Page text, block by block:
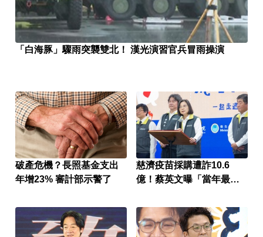
「白海豚」驟雨突襲雙北！ 漢光演習官兵冒雨操演
破產危機？長照基金支出
年增23% 審計部示警了
慈濟疫苗採購遭詐10.6
億！蔡英文曝「當年最難